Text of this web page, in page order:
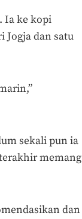
Ia ke kopi
Jogja dan satu
sekali pun ia
memang
dan